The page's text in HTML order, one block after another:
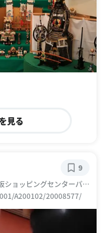
見る
ショッピングセンターパル
A200102/20008577/
9